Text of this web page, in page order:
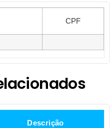
CPF
Descrição